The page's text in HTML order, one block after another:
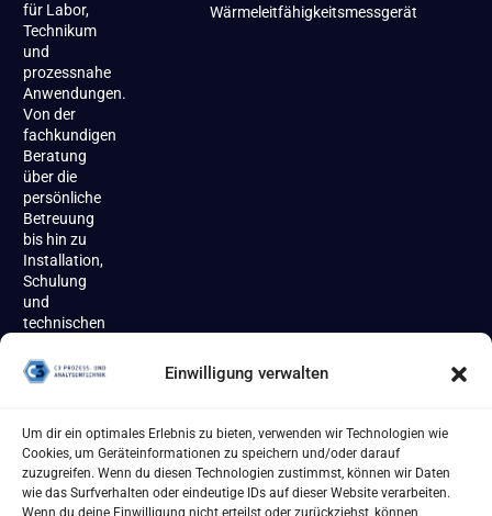
Einwilligung verwalten
Um dir ein optimales Erlebnis zu bieten, verwenden wir Technologien wie
Cookies, um Geräteinformationen zu speichern und/oder darauf
zuzugreifen. Wenn du diesen Technologien zustimmst, können wir Daten
wie das Surfverhalten oder eindeutige IDs auf dieser Website verarbeiten.
Wenn du deine Einwilligung nicht erteilst oder zurückziehst, können
für Labor,
Technikum
und
prozessnahe
Anwendungen.
Von der
fachkundigen
Beratung
über die
persönliche
Betreuung
bis hin zu
Installation,
Schulung
und
technischen
begleiten
wir unsere
und
Kunden
zuverlässig
über den
gesamten
Wärmeleitfähigkeitsmessgerät